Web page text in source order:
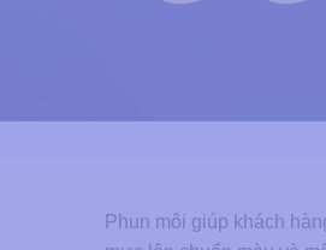
Phun môi giúp khách